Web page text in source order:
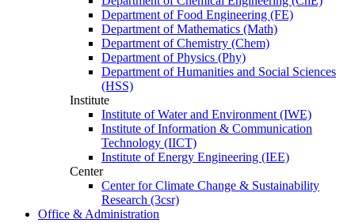
Department of Food Engineering (FE)
Department of Mathematics (Math)
Department of Chemistry (Chem)
Department of Physics (Phy)
Department of Humanities and Social Sciences
(HSS)
Institute
Institute of Water and Environment (IWE)
Institute of Information & Communication
Technology (IICT)
Institute of Energy Engineering (IEE)
Center
Center for Climate Change & Sustainability
Research (3csr)
Office & Administration